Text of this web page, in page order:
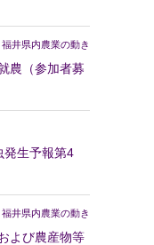
福井県内農業の動き
農（参加者募
生予報第4
福井県内農業の動き
よび農産物等